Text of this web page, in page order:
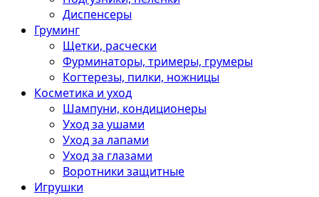
Диспенсеры
Груминг
Щетки, расчески
Фурминаторы, тримеры, грумеры
Когтерезы, пилки, ножницы
Косметика и уход
Шампуни, кондиционеры
Уход за ушами
Уход за лапами
Уход за глазами
Воротники защитные
Игрушки